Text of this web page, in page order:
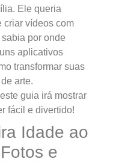
Ele queria
criar vídeos com
por onde
aplicativos
transformar suas
arte.
guia irá mostrar
fácil e divertido!
Idade ao
e